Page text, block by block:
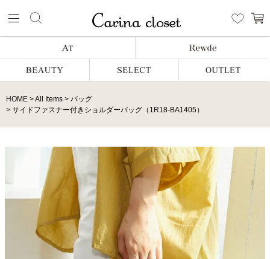
HOME All Items
バッグ
サイドファスナー付きショルダーバッグ（1R18-BA1405）